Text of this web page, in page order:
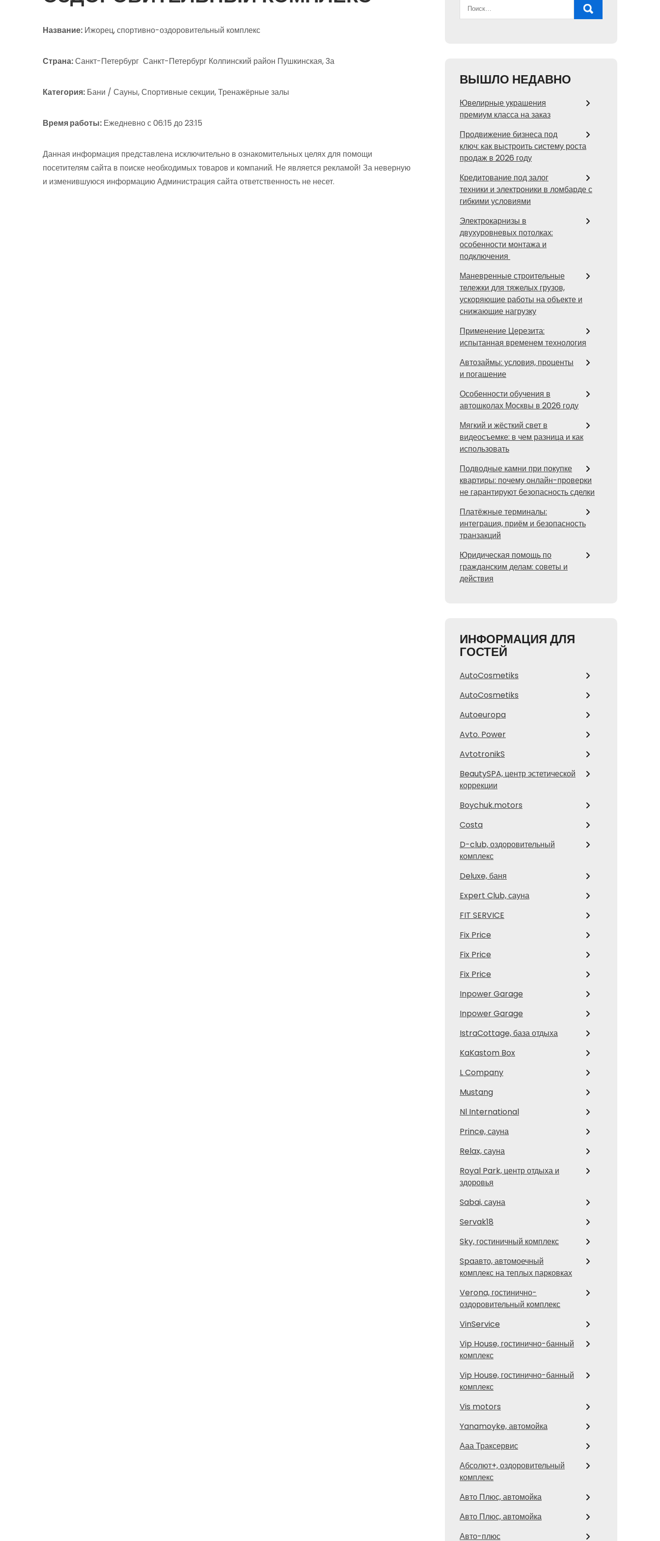
Название: Ижорец, спортивно-оздоровительный комплекс
Страна:Санкт-Петербург Санкт-Петербург Колпинский район Пушкинская, 3а
Категория: Бани / Сауны, Спортивные секции, Тренажёрные залы
Время работы: Ежедневно с 06:15 до 23:15
Данная информация представлена исключительно в ознакомительных целях для помощи
посетителям сайта в поиске необходимых товаров и компаний. Не является рекламой! За неверную
и изменившуюся информацию Администрация сайта ответственность не несет.
ВЫШЛО НЕДАВНО
Ювелирные украшения
премиум класса на заказ
Продвижение бизнеса под
ключ: как выстроить систему роста
продаж в 2026 году
Кредитование под залог
техники и электроники в ломбарде с
гибкими условиями
Электрокарнизы в
двухуровневых потолках:
особенности монтажа и
подключения
Маневренные строительные
тележки для тяжелых грузов,
ускоряющие работы на объекте и
снижающие нагрузку
Применение Церезита:
испытанная временем технология
Автозаймы: условия, проценты
и погашение
Особенности обучения в
автошколах Москвы в 2026 году
Мягкий и жёсткий свет в
видеосъемке: в чем разница и как
использовать
Подводные камни при покупке
квартиры: почему онлайн-проверки
не гарантируют безопасность сделки
Платёжные терминалы:
интеграция, приём и безопасность
транзакций
Юридическая помощь по
гражданским делам: советы и
действия
ИНФОРМАЦИЯ ДЛЯ
ГОСТЕЙ
AutoCosmetiks
AutoCosmetiks
Autoeuropa
Avto. Power
AvtotronikS
BeautySPA, центр эстетической
коррекции
Boychuk.motors
Costa
D-club, оздоровительный
комплекс
Deluxe, баня
Expert Club, сауна
FIT SERVICE
Fix Price
Fix Price
Fix Price
Inpower Garage
Inpower Garage
IstraCottage, база отдыха
KaKastom Box
L Company
Mustang
Nl International
Prince, сауна
Relax, сауна
Royal Park, центр отдыха и
здоровья
Sabai, сауна
Servak18
Sky, гостиничный комплекс
Spaавто, автомоечный
комплекс на теплых парковках
Verona, гостинично-
оздоровительный комплекс
VinService
Vip House, гостинично-банный
комплекс
Vip House, гостинично-банный
комплекс
Vis motors
Yanamoyke, автомойка
Ааа Траксервис
Абсолют+, оздоровительный
комплекс
Авто Плюс, автомойка
Авто Плюс, автомойка
Авто-плюс